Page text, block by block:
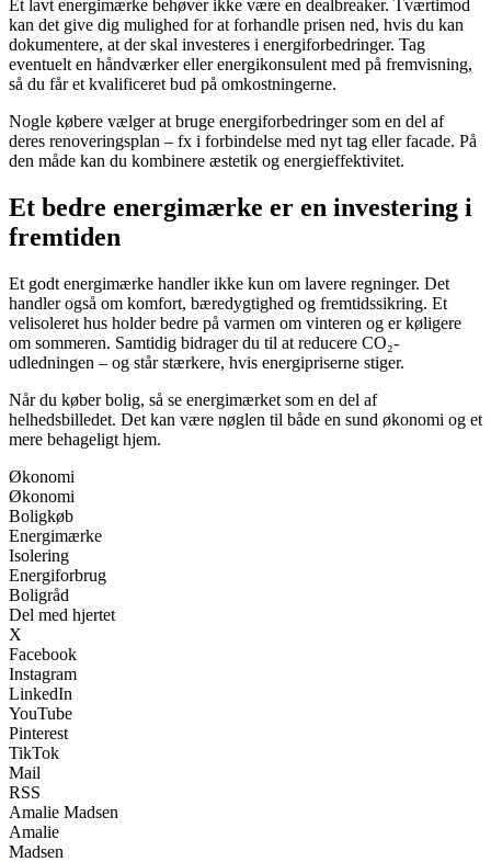
Et lavt energimærke behøver ikke være en dealbreaker. Tværtimod
kan det give dig mulighed for at forhandle prisen ned, hvis du kan
dokumentere, at der skal investeres i energiforbedringer. Tag
eventuelt en håndværker eller energikonsulent med på fremvisning,
så du får et kvalificeret bud på omkostningerne.
Nogle købere vælger at bruge energiforbedringer som en del af
deres renoveringsplan – fx i forbindelse med nyt tag eller facade. På
den måde kan du kombinere æstetik og energieffektivitet.
Et bedre energimærke er en investering i
fremtiden
Et godt energimærke handler ikke kun om lavere regninger. Det
handler også om komfort, bæredygtighed og fremtidssikring. Et
velisoleret hus holder bedre på varmen om vinteren og er køligere
om sommeren. Samtidig bidrager du til at reducere CO₂-
udledningen – og står stærkere, hvis energipriserne stiger.
Når du køber bolig, så se energimærket som en del af
helhedsbilledet. Det kan være nøglen til både en sund økonomi og et
mere behageligt hjem.
Økonomi
Økonomi
Boligkøb
Energimærke
Isolering
Energiforbrug
Boligråd
Del med hjertet
X
Facebook
Instagram
LinkedIn
YouTube
Pinterest
TikTok
Mail
RSS
Amalie Madsen
Amalie
Madsen